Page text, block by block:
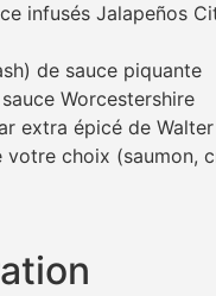
infusés Jalapeños
de sauce piquante
Worcestershire
extra épicé de
votre choix (saumon,